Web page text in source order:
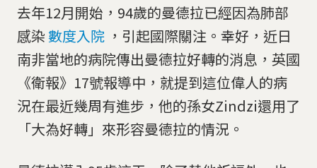
去年12月開始，94歲的曼德拉已經因為肺部
感染數度入院 ，引起國際關注。幸好，近日
南非當地的病院傳出曼德拉好轉的消息，英國
《衛報》17號報導中，就提到這位偉人的病
況在最近幾周有進步，他的孫女Zindzi還用了
「大為好轉」來形容曼德拉的情況。